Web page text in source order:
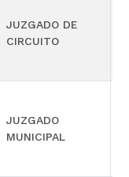
JUZGADO DE
CIRCUITO
JUZGADO
MUNICIPAL